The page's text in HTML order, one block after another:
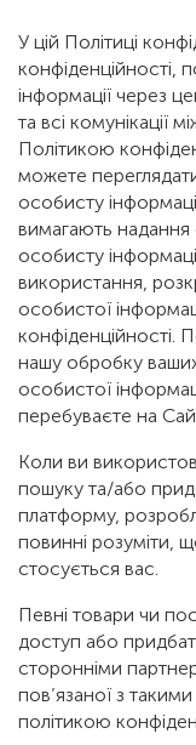
У цій Політиці
конфіденційності,
інформації через
та всі комунікації
Політикою
можете
особисту
вимагають надання
особисту
використання,
особистої
конфіденційності.
нашу обробку
особистої
перебуваєте на
Коли ви
пошуку та/або
платформу,
повинні розуміти,
стосується вас.
Певні товари чи
доступ або
сторонніми
пов’язаної з
політикою